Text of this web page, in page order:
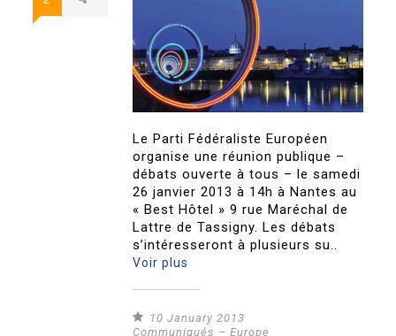
Le Parti Fédéraliste Européen
organise une réunion publique –
débats ouverte à tous – le samedi
26 janvier 2013 à 14h à Nantes au
« Best Hôtel » 9 rue Maréchal de
Lattre de Tassigny. Les débats
s’intéresseront à plusieurs su..
Voir plus
10 January 2013
Communiqués – Europe